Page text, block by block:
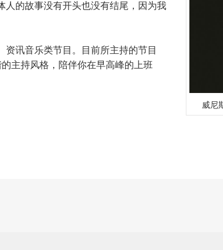
人的故事没有开头也没有结尾，因为我
讯音乐类节目。目前所主持的节目
主持风格，陪伴你在早高峰的上班
威尼